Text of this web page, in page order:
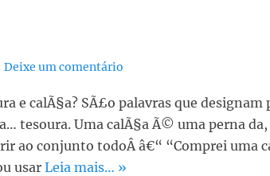
Deixe um comentário
e calÃ§a? SÃ£o palavras que designam
tesoura. Uma calÃ§a Ã© uma perna da,
ao conjunto todoÂ â€“ “Comprei uma
usar Leia mais… »